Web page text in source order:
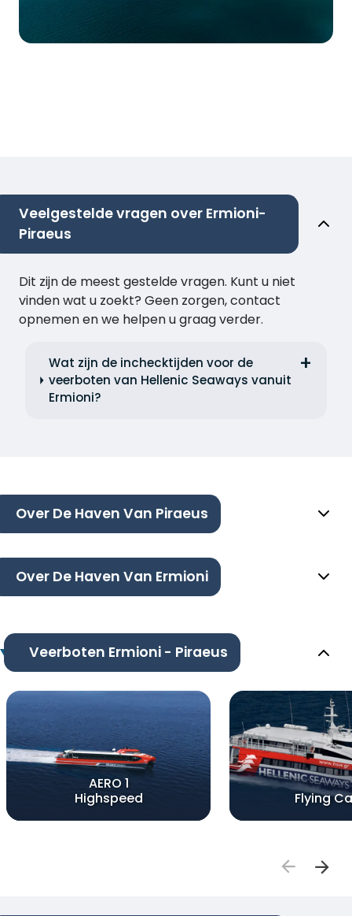
Veelgestelde vragen over Ermioni-
Piraeus
Dit zijn de meest gestelde vragen. Kunt u niet
vinden wat u zoekt? Geen zorgen, contact
opnemen en we helpen u graag verder.
Wat zijn de inchecktijden voor de
veerboten van Hellenic Seaways vanuit
Ermioni?
Over De Haven Van Piraeus
Over De Haven Van Ermioni
Veerboten Ermioni - Piraeus
AERO 1
Highspeed
Flying